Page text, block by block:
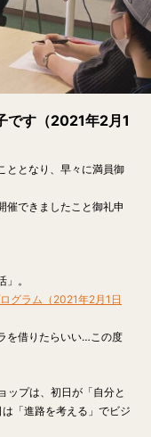
です（2021年2月1
ととなり、早々に満員御
催できましたこと御礼申
。
グラム（2021年2月1日
を借りたらいい…この度
ップは、初日が「自分と
「進路を考える」でビジ